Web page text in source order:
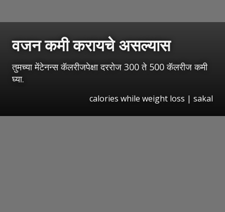
वजन कमी करायचे असल्यास
तुमच्या मेंटेनन्स कॅलरीजपेक्षा दररोज 300 ते 500 कॅलरीज कमी
घ्या.
calories while weight loss | sakal